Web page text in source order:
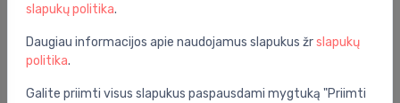
7.91 €
slapukų politika.
Daugiau informacijos apie naudojamus slapukus žrslapukų
politika.
Galite priimti visus slapukus paspausdami mygtuką "Priimti